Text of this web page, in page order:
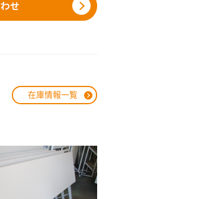
在庫情報一覧